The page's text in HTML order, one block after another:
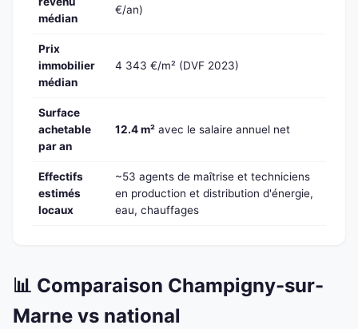
médian
€/an)
Prix
immobilier
médian
4 343 €/m² (DVF 2023)
Surface
achetable
par an
12.4 m² avec le salaire annuel net
Effectifs
estimés
locaux
~53 agents de maîtrise et techniciens
en production et distribution d'énergie,
eau, chauffages
📊 Comparaison Champigny-sur-
Marne vs national